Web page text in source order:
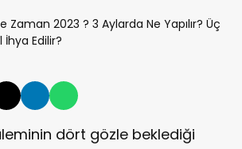
dört gözle beklediği